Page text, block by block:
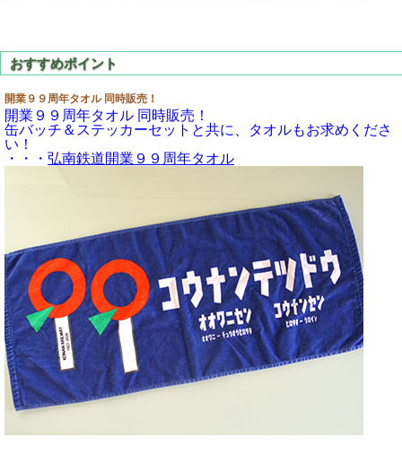
開業９９周年タオル 同時販売！
開業９９周年タオル 同時販売！
缶バッチ＆ステッカーセットと共に、タオルもお求めくださ
い！
・・・ 弘南鉄道開業９９周年タオル